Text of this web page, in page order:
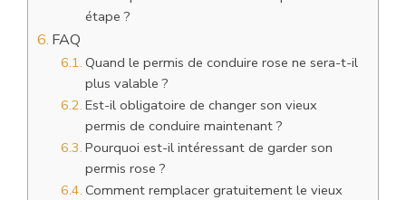
étape ?
FAQ
Quand le permis de conduire rose ne sera-t-il
plus valable ?
Est-il obligatoire de changer son vieux
permis de conduire maintenant ?
Pourquoi est-il intéressant de garder son
permis rose ?
Comment remplacer gratuitement le vieux